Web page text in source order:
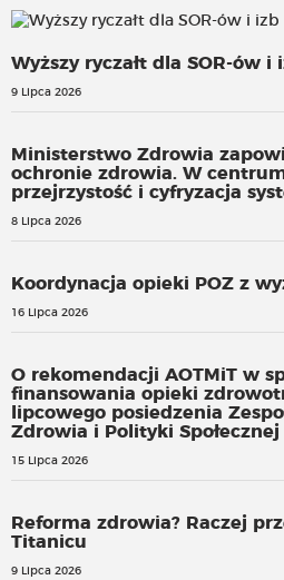
Wyższy ryczałt dla SOR-ów i
9 Lipca 2026
Ministerstwo Zdrowia
ochronie zdrowia. W
przejrzystość i cyfryzacja
8 Lipca 2026
Koordynacja opieki POZ z
16 Lipca 2026
O rekomendacji AOTMiT w
finansowania opieki
lipcowego posiedzenia
Zdrowia i Polityki Społecznej
15 Lipca 2026
Reforma zdrowia? Raczej
Titanicu
9 Lipca 2026